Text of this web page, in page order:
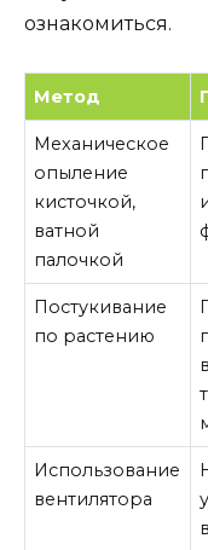
ознакомиться.
Метод
Механическое
опыление
кисточкой,
ватной
палочкой
Постукивание
по растению
Использование
вентилятора